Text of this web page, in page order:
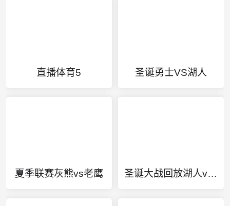
直播体育5 圣诞勇士VS湖人
夏季联赛灰熊vs老鹰 圣诞大战回放湖人vs国王